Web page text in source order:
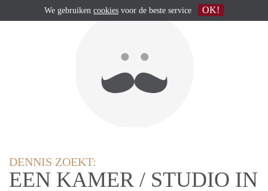
DENNIS ZOEKT:
EEN KAMER / STUDIO IN
We gebruiken cookies voor de beste service OK!